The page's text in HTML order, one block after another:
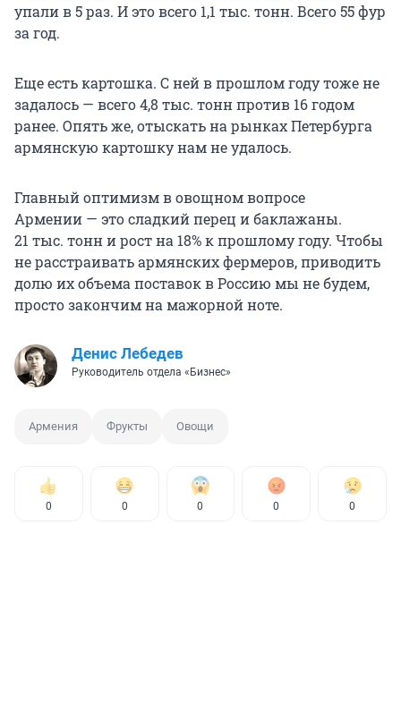
упали в 5 раз. И это всего 1,1 тыс. тонн. Всего 55 фур
за год.
Еще есть картошка. С ней в прошлом году тоже не
задалось — всего4,8 тыс. тоннпротив 16 годом
ранее. Опять же, отыскать на рынках Петербурга
армянскую картошку нам не удалось.
Главный оптимизм в овощном вопросе
Армении — это сладкий перец и баклажаны.
21 тыс. тонни рост на 18% к прошлому году. Чтобы
не расстраивать армянских фермеров, приводить
долю их объема поставок в Россию мы не будем,
просто закончим на мажорной ноте.
Денис Лебедев
Руководитель отдела «Бизнес»
Армения Фрукты Овощи
0 0 0 0 0